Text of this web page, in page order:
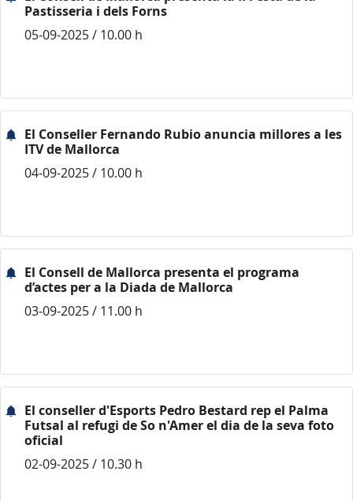
Pastisseria i dels Forns
05-09-2025 / 10.00 h
El Conseller Fernando Rubio anuncia millores a les
ITV de Mallorca
04-09-2025 / 10.00 h
El Consell de Mallorca presenta el programa
d’actes per a la Diada de Mallorca
03-09-2025 / 11.00 h
El conseller d'Esports Pedro Bestard rep el Palma
Futsal al refugi de So n'Amer el dia de la seva foto
oficial
02-09-2025 / 10.30 h